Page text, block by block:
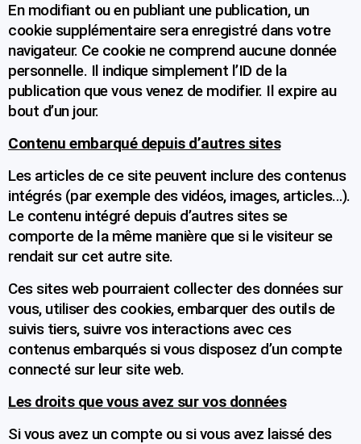
En modifiant ou en publiant une publication, un
cookie supplémentaire sera enregistré dans votre
navigateur. Ce cookie ne comprend aucune donnée
personnelle. Il indique simplement l’ID de la
publication que vous venez de modifier. Il expire au
bout d’un jour.
Contenu embarqué depuis d’autres sites
Les articles de ce site peuvent inclure des contenus
intégrés (par exemple des vidéos, images, articles…).
Le contenu intégré depuis d’autres sites se
comporte de la même manière que si le visiteur se
rendait sur cet autre site.
Ces sites web pourraient collecter des données sur
vous, utiliser des cookies, embarquer des outils de
suivis tiers, suivre vos interactions avec ces
contenus embarqués si vous disposez d’un compte
connecté sur leur site web.
Les droits que vous avez sur vos données
Si vous avez un compte ou si vous avez laissé des